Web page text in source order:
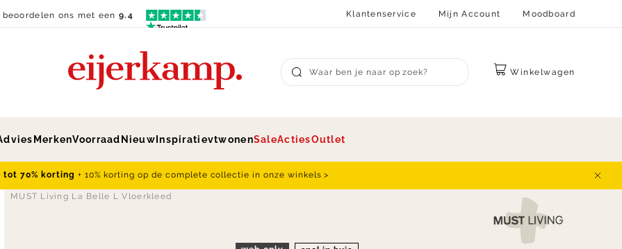
beoordelen ons met een9.4 Klantenservice Mijn Account Moodboard
Submit search
Winkelwagen
MerkenVoorraad Nieuw InspiratievtwonenSaleActiesOutlet
tot 70% korting + 10% korting op de complete collectie in onze winkels >
MUST Living La Belle L Vloerkleed